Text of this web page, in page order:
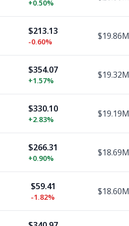
+0.50%
$19.86M
$213.13
-0.60%
$19.32M
$354.07
+1.57%
$19.19M
$330.10
+2.83%
$18.69M
$266.31
+0.90%
$18.60M
$59.41
-1.82%